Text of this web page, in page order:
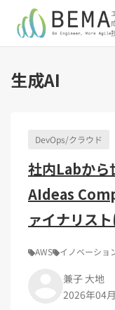
「アジャイル
「アジャイル
スクラムマ
レトロスペ
「DevOps/ク
AWS（20）
インフラス
サーバーレス
Ansible（2）
Platform
さくらのクラ
「AI」の記事一
生成AI（13）
NotebookLM
OpenAI（1）
「バックエン
Oracle APEX
Ruby（2）
Cloud SQL（
「Flutter/モバ
Flutter（38）
アプリ開発（
「Jamstack/フ
「Jamstack/フ
Jamstack（
microCMS（
Puppeteer（
「others」の
エンジニア
アドベント
スキルアッ
若手エンジ
トラブルシュ
マネジメント
DX推進（5）
生成AI
DevOps/クラウド
社内Labか
AIdeas
ァイナリス
AWS イノベーショ
兼子 大地
2026年04